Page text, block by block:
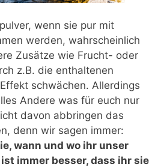
wenn sie pur mit
werden, wahrscheinlich
Zusätze wie Frucht- oder
z.B. die enthaltenen
schwächen. Allerdings
Andere was für euch nur
davon abbringen das
denn wir sagen immer:
wann und wo ihr unser
immer besser, dass ihr sie